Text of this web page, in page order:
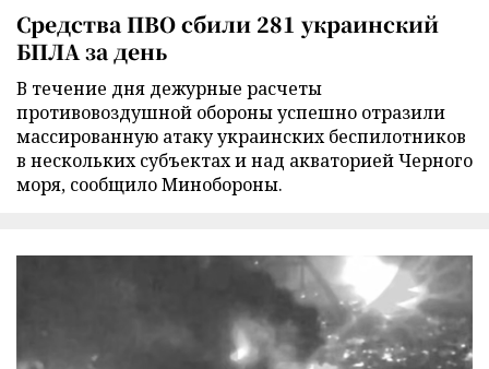
Средства ПВО сбили 281 украинский
БПЛА за день
В течение дня дежурные расчеты
противовоздушной обороны успешно отразили
массированную атаку украинских беспилотников
в нескольких субъектах и над акваторией Черного
моря, сообщило Минобороны.